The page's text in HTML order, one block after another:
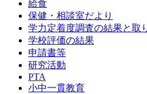
給食
保健・相談室だより
学力定着度調査の結果と取
学校評価の結果
申請書等
研究活動
PTA
小中一貫教育